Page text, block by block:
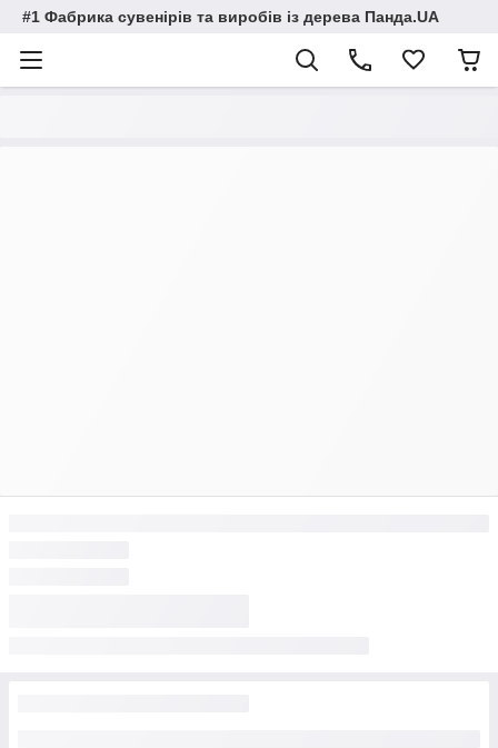
#1 Фабрика сувенірів та виробів із дерева Панда.UA